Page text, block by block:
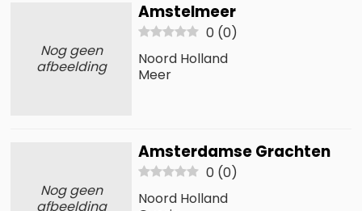
Nog geen
afbeelding
Amstelmeer
0 (0)
Noord Holland
Meer
Nog geen
afbeelding
Amsterdamse Grachten
0 (0)
Noord Holland